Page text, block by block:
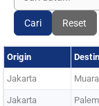
Cari Reset
Origin
Jakarta
Jakarta